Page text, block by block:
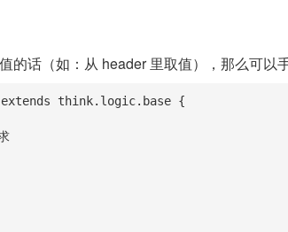
的话（如：从 header 里取值），那么可以
think.logic.base {